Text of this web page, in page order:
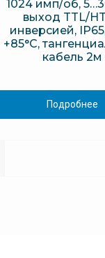
1024 имп/об,
выход TTL/
инверсией,
+85°C,
кабель 2м
Подробнее